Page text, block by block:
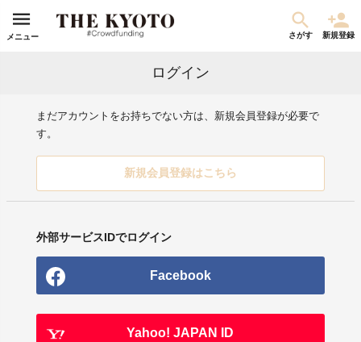
メニュー さがす 新規登録
ログイン
まだアカウントをお持ちでない方は、新規会員登録が必要で
す。
新規会員登録はこちら
外部サービスIDでログイン
Facebook
Yahoo! JAPAN ID